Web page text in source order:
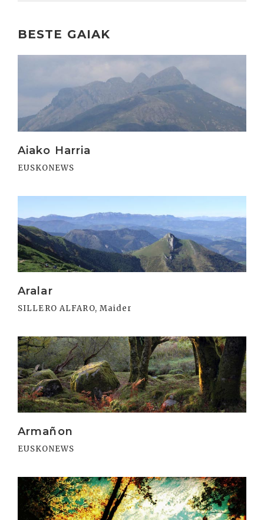
BESTE GAIAK
Aiako Harria
EUSKONEWS
Aralar
SILLERO ALFARO, Maider
Armañon
EUSKONEWS
Irakurri
Irakurri